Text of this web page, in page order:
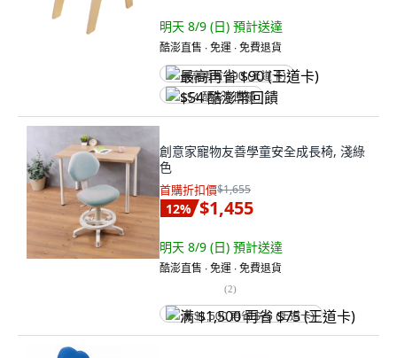
明天 8/9 (日) 預計送達
酷澎直售 ∙ 免運 ∙ 免費退貨
最高再省 $90 (王道卡)
$54 酷澎幣回饋
創意家寵物友善學童安全成長椅, 淺綠
色
首購折扣價$1,655
12% $1,455
明天 8/9 (日) 預計送達
酷澎直售 ∙ 免運 ∙ 免費退貨
(2)
满 $1,500 再省 $75 (王道卡)